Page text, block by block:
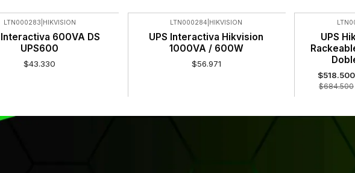
LTN000283 HIKVISION
Interactiva 600VA DS
UPS600
$43.330
LTN000284 HIKVISION
UPS Interactiva Hikvision
1000VA / 600W
$56.971
-24%
OFF
Nuevo
UPS
$518.500
$684.500